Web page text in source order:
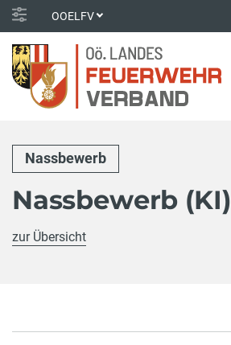
OOELFV
Nassbewerb
Nassbewerb (KI)
zur Übersicht